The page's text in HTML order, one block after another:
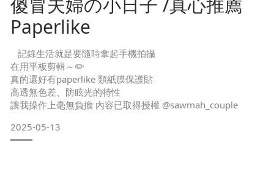
Paperlike
記錄生活就是要隨時拿起手機拍攝
在用平板剪輯～✏️
真的還好有paperlike 類紙膜保護貼
高透無色差、防眩光的特性
讓我操作上毫無負擔 內容已取得授權 @sawmah_couple
2025-05-13